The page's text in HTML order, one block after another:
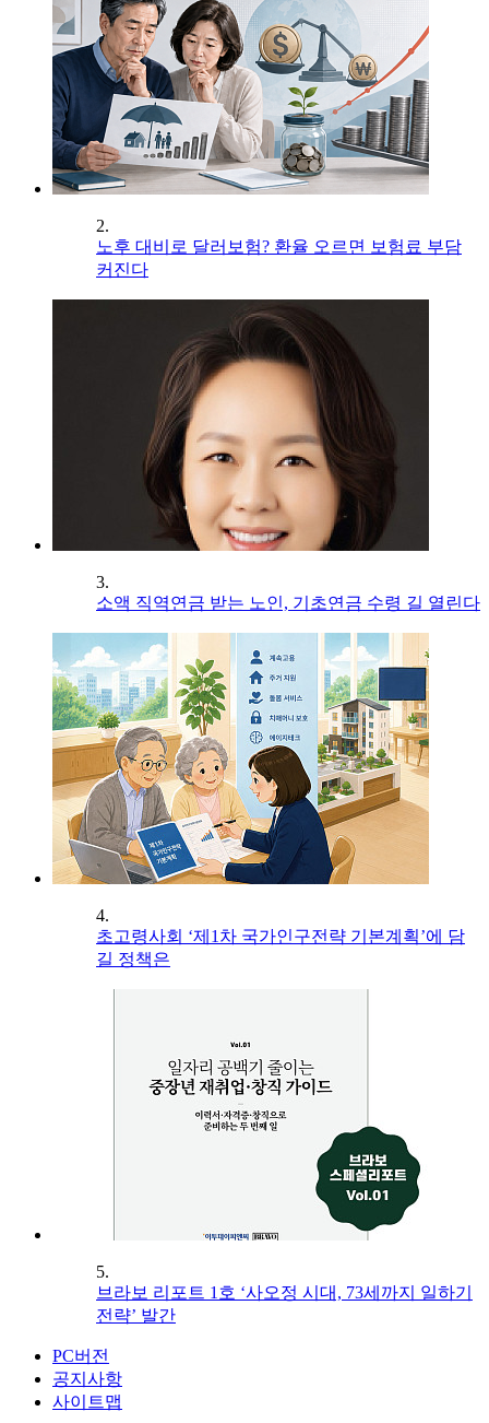
2.
노후 대비로 달러보험? 환율 오르면 보험료 부담
커진다
3.
소액 직역연금 받는 노인, 기초연금 수령 길 열린다
4.
초고령사회 ‘제1차 국가인구전략 기본계획’에 담
길 정책은
5.
브라보 리포트 1호 ‘사오정 시대, 73세까지 일하기
전략’ 발간
PC버전
공지사항
사이트맵